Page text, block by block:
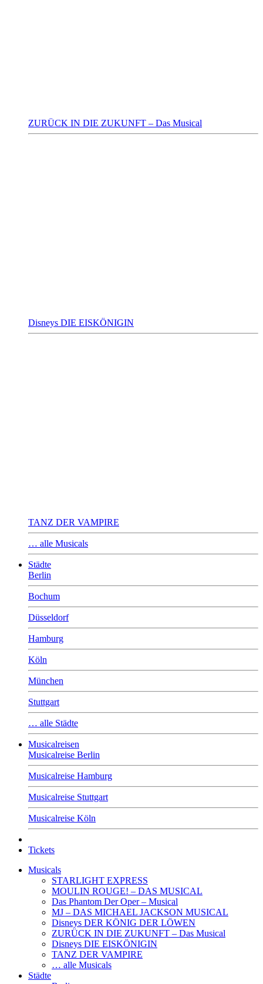
ZURÜCK IN DIE ZUKUNFT – Das Musical
Disneys DIE EISKÖNIGIN
TANZ DER VAMPIRE
… alle Musicals
Städte
Berlin
Bochum
Düsseldorf
Hamburg
Köln
München
Stuttgart
… alle Städte
Musicalreisen
Musicalreise Berlin
Musicalreise Hamburg
Musicalreise Stuttgart
Musicalreise Köln
Tickets
Musicals
STARLIGHT EXPRESS
MOULIN ROUGE! – DAS MUSICAL
Das Phantom Der Oper – Musical
MJ – DAS MICHAEL JACKSON MUSICAL
Disneys DER KÖNIG DER LÖWEN
ZURÜCK IN DIE ZUKUNFT – Das Musical
Disneys DIE EISKÖNIGIN
TANZ DER VAMPIRE
… alle Musicals
Städte